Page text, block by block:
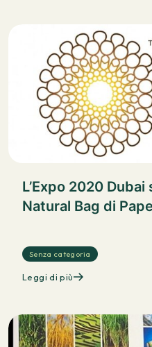
L’Expo 2020
Natural Bag di
Senza categoria
Leggi di più